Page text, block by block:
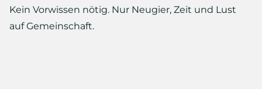
Kein Vorwissen nötig. Nur Neugier, Zeit und Lust
auf Gemeinschaft.